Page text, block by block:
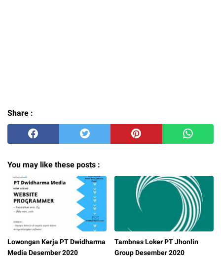
Share :
You may like these posts :
Lowongan Kerja PT Dwidharma
Media Desember 2020
Tambnas Loker PT Jhonlin
Group Desember 2020